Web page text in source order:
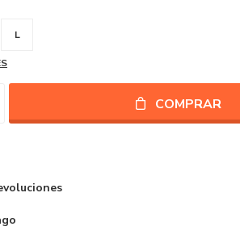
L
COMPRAR